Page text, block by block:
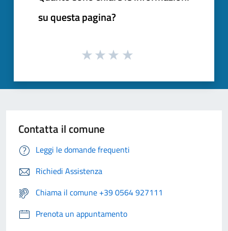
su questa pagina?
Contatta il comune
Leggi le domande frequenti
Richiedi Assistenza
Chiama il comune +39 0564 927111
Prenota un appuntamento